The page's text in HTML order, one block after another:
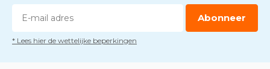
Abonneer
* Lees hier de wettelijke beperkingen